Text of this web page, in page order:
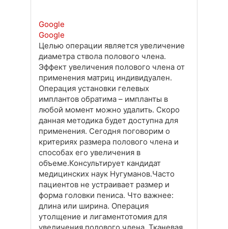
Google
Google
Целью операции является увеличение
диаметра ствола полового члена.
Эффект увеличения полового члена от
применения матриц индивидуален.
Операция установки гелевых
имплантов обратима – импланты в
любой момент можно удалить. Скоро
данная методика будет доступна для
применения. Сегодня поговорим о
критериях размера полового члена и
способах его увеличения в
объеме.Консультирует кандидат
медицинских наук Нугуманов.Часто
пациентов не устраивает размер и
форма головки пениса. Что важнее:
длина или ширина. Операция
утолщение и лигаментотомия для